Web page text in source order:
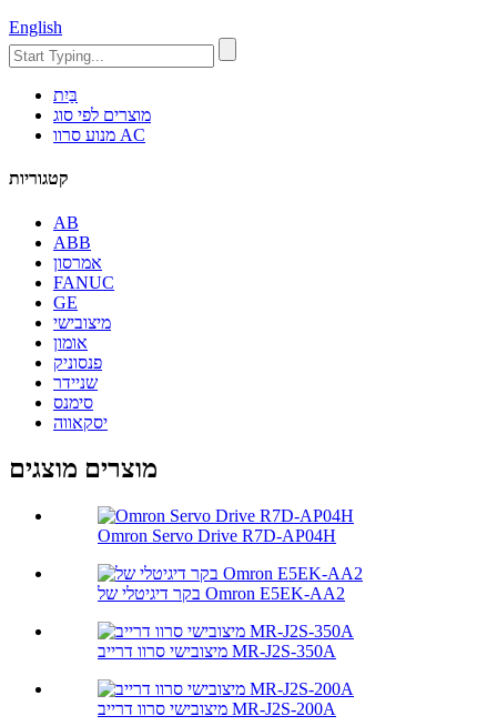
English
בַּיִת
מוצרים לפי סוג
מנוע סרוו AC
קטגוריות
AB
ABB
אמרסון
FANUC
GE
מיצובישי
אומון
פנסוניק
שניידר
סימנס
יסקאווה
מוצרים מוצגים
Omron Servo Drive R7D-AP04H
בקר דיגיטלי של Omron E5EK-AA2
מיצובישי סרוו דרייב MR-J2S-350A
מיצובישי סרוו דרייב MR-J2S-200A